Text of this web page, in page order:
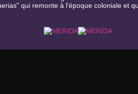
qui remonte à l'époque coloniale et